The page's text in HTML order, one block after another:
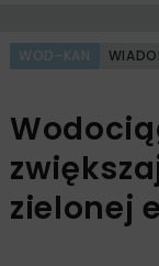
WOD-KAN
zielonej